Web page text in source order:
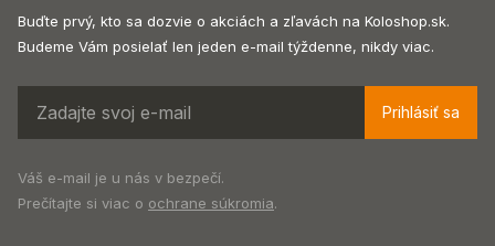
Buďte prvý, kto sa dozvie o akciách a zľavách na Koloshop.sk.
Budeme Vám posielať len jeden e-mail týždenne, nikdy viac.
Prihlásiť sa
Váš e-mail je u nás v bezpečí.
Prečítajte si viac o ochrane súkromia.